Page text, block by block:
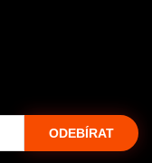
ODEBÍRAT